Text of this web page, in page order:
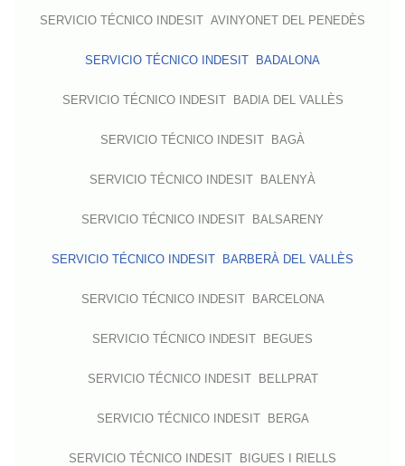
SERVICIO TÉCNICO INDESIT AVINYONET DEL PENEDÈS
SERVICIO TÉCNICO INDESIT BADALONA
SERVICIO TÉCNICO INDESIT BADIA DEL VALLÈS
SERVICIO TÉCNICO INDESIT BAGÀ
SERVICIO TÉCNICO INDESIT BALENYÀ
SERVICIO TÉCNICO INDESIT BALSARENY
SERVICIO TÉCNICO INDESIT BARBERÀ DEL VALLÈS
SERVICIO TÉCNICO INDESIT BARCELONA
SERVICIO TÉCNICO INDESIT BEGUES
SERVICIO TÉCNICO INDESIT BELLPRAT
SERVICIO TÉCNICO INDESIT BERGA
SERVICIO TÉCNICO INDESIT BIGUES I RIELLS